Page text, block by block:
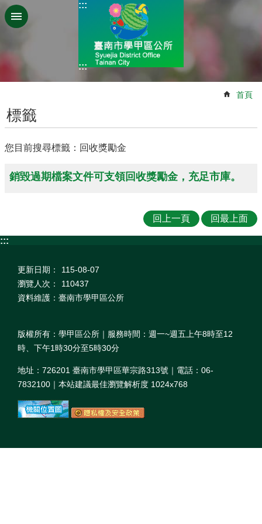
跳到主要內容區塊
:::
:::
首頁
標籤
您目前搜尋標籤：回收獎勵金
銷毀過期檔案文件可支領回收獎勵金，充足市庫。
回上一頁 回最上面
:::
更新日期：
115-08-07
瀏覽人次：
110437
資料維護：臺南市學甲區公所
版權所有：學甲區公所｜服務時間：週一~週五上午8時至12
時、下午1時30分至5時30分
地址：726201 臺南市學甲區華宗路313號｜電話：06-
7832100｜本站建議最佳瀏覽解析度 1024x768